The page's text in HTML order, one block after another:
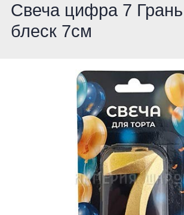
Свеча цифра 7 Грань
блеск 7см